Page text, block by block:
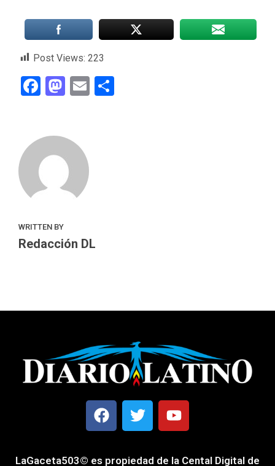
Post Views: 223
Facebook
Mastodon
Email
WRITTEN BY
Redacción DL
LaGaceta503© es propiedad de la Cental Digital de